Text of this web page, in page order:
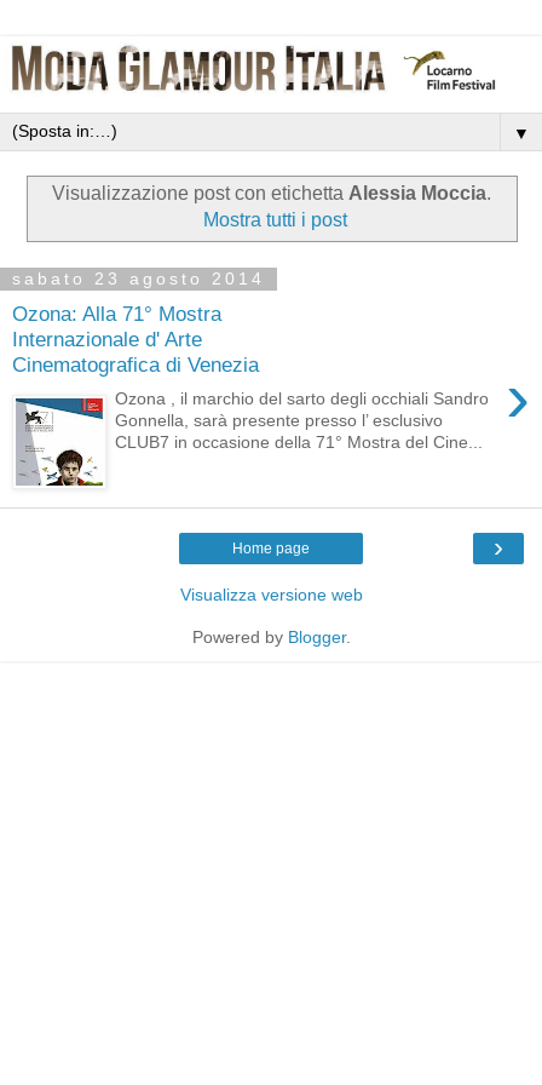
▼
Visualizzazione post con etichetta Alessia Moccia.
Mostra tutti i post
sabato 23 agosto 2014
Ozona: Alla 71° Mostra
Internazionale d' Arte
Cinematografica di Venezia
›
Ozona , il marchio del sarto degli occhiali Sandro
Gonnella, sarà presente presso l’ esclusivo
CLUB7 in occasione della 71° Mostra del Cine...
›
Home page
Visualizza versione web
Powered by Blogger.